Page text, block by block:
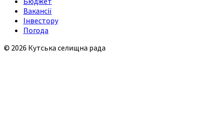
Вакансії
Інвестору
Погода
© 2026 Кутська селищна рада